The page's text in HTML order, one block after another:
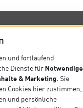
SITEMAP
Startseite
und fortlaufend
Dienste für Notwendige
& Marketing. Sie
Cookies hier zustimmen,
und persönliche